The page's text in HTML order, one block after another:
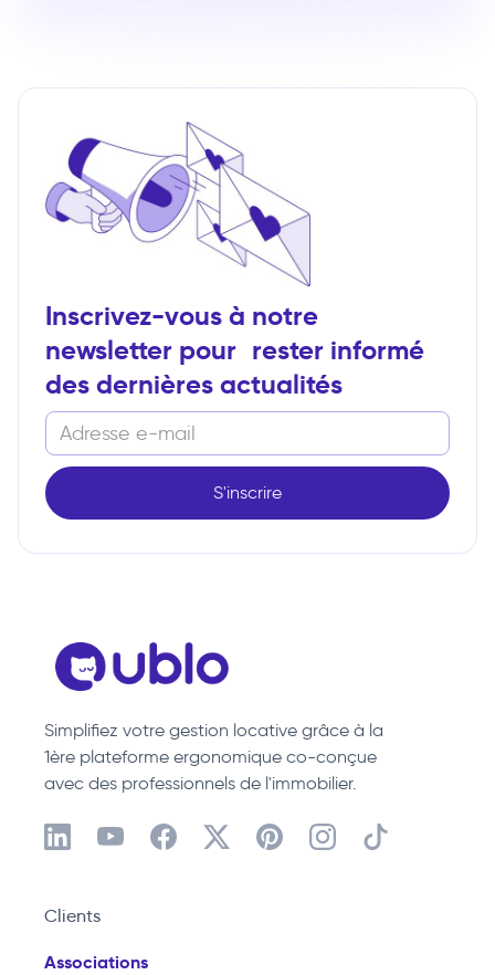
Inscrivez-vous à notre
newsletter pour rester informé
des dernières actualités
Simplifiez votre gestion locative grâce à la
1ère plateforme ergonomique co-conçue
avec des professionnels de l'immobilier.
Clients
Associations